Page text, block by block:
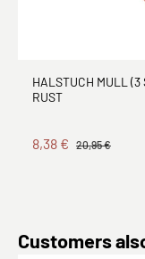
HALSTUCH MULL
RUST
8,38 € 20,95 €
Produktgalerie
Customers